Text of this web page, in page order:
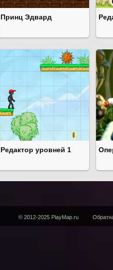
Принц Эдвард
Редактор уровней 1
© 2012-2025 PlayMap.ru